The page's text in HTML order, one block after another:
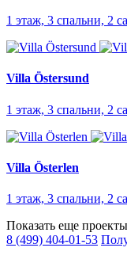
1 этаж, 3 спальни, 2
Villa Östersund
1 этаж, 3 спальни, 2
Villa Österlen
1 этаж, 3 спальни, 2
Показать еще проекты
8 (499) 404-01-53